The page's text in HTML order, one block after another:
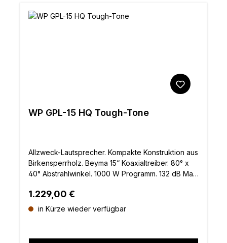
WP GPL-15 HQ Tough-Tone
Allzweck-Lautsprecher. Kompakte Konstruktion aus
Birkensperrholz. Beyma 15“ Koaxialtreiber. 80° x
40° Abstrahlwinkel. 1000 W Programm. 132 dB Max
Regulärer Preis:
1.229,00 €
in Kürze wieder verfügbar